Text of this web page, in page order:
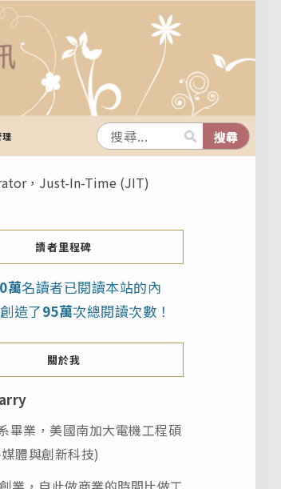
，Just-In-Time (JIT)
讀者里程碑
萬名讀者已閱讀本站的內
造了95萬次總閱讀次數！
關於我
畢業，美國南加大電機工程碩
體與創新科技)